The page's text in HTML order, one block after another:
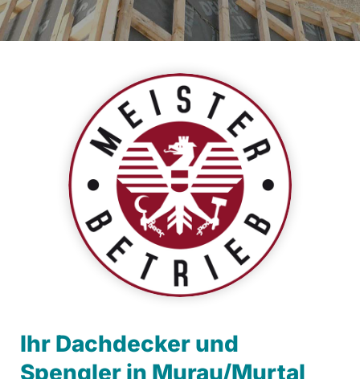
Ihr Dachdecker und
Spengler in Murau/Murtal